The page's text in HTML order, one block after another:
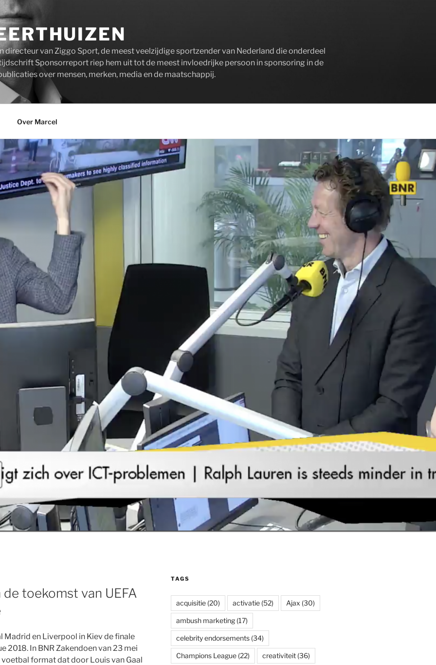
directeur van Ziggo Sport, de meest veelzijdige sportzender van Nederland die onderdeel
Sponsorreport riep hem uit tot de meest invloedrijke persoon in sponsoring in de
over mensen, merken, media en de maatschappij.
Over Marcel
toekomst van UEFA
Madrid en Liverpool in Kiev de finale
2018. In BNR Zakendoen van 23 mei
format dat door Louis van Gaal
TAGS
acquisitie(20) activatie(52) Ajax (30)
ambush marketing(17)
celebrity endorsements(34)
Champions League(22) creativiteit(36)